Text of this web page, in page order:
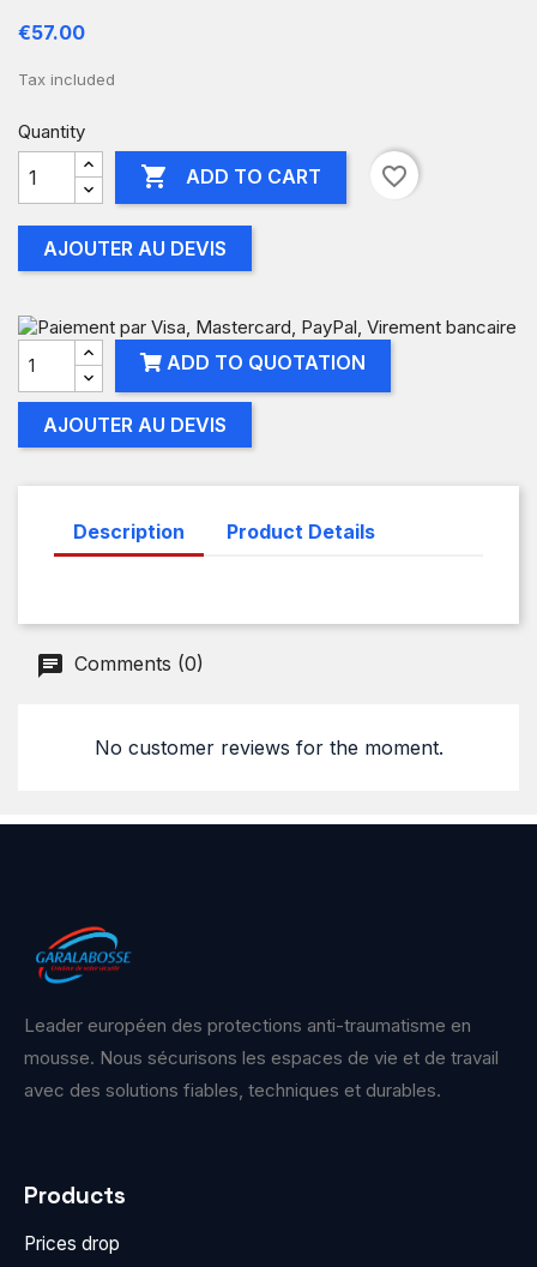
€57.00
Tax included
Quantity
 ADD TO CART favorite_border
AJOUTER AU DEVIS
ADD TO QUOTATION
AJOUTER AU DEVIS
Description Product Details
Comments (0)
No customer reviews for the moment.
Leader européen des protections anti-traumatisme en
mousse. Nous sécurisons les espaces de vie et de travail
avec des solutions fiables, techniques et durables.
Products
Prices drop